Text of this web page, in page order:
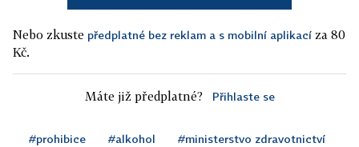
Nebo zkuste předplatné bez reklam a s mobilní aplikací za 80
Kč.
Máte již předplatné? Přihlaste se
#prohibice #alkohol #ministerstvo zdravotnictví